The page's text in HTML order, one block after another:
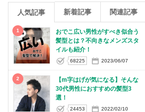
人気記事 新着記事 関連記事
1
おでこ広い男性がすべき似合う
髪型とは？不向きなメンズスタ
イルも紹介！
68225 2023/06/07
2
【m字はげが気になる】そんな
30代男性におすすめの髪型3
選！
24453 2022/02/10